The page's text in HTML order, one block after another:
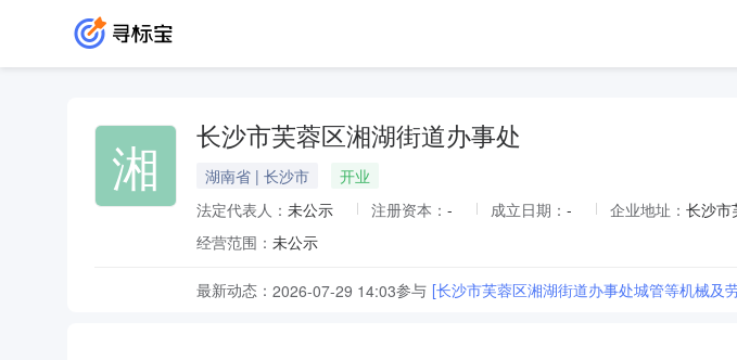
湘 长沙市芙蓉区湘湖街道办事处
湖南省 | 长沙市
开业
法定代表人： 未公示 注册资本： - 成立日期： - 企业地址： 长沙市
经营范围： 未公示
最新动态： 2026-07-29 14:03参与 [长沙市芙蓉区湘湖街道办事处城管等机械及